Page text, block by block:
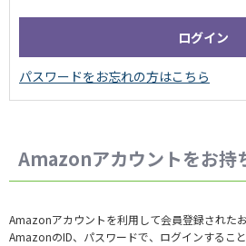
Amazonアカウントをお持
Amazonアカウントを利用して会員登録されたお
AmazonのID、パスワードで、ログインすること